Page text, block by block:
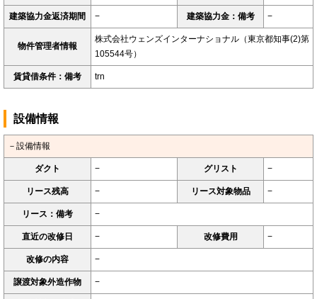
建築協力金返済期間 − 建築協力金：備考 −
物件管理者情報
株式会社ウェンズインターナショナル（東京都知事(2)第
105544号）
賃貸借条件：備考 trn
設備情報
－設備情報
ダクト − グリスト −
リース残高 − リース対象物品 −
リース：備考 −
直近の改修日 − 改修費用 −
改修の内容 −
譲渡対象外造作物 −